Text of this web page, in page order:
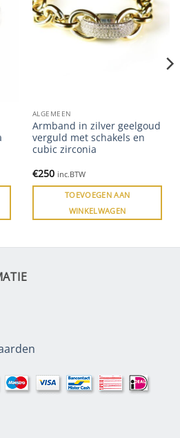
ALGEMEEN
Armband in zilver geelgoud
verguld met schakels en
cubic zirconia
€250 inc.BTW
TOEVOEGEN AAN
WINKELWAGEN